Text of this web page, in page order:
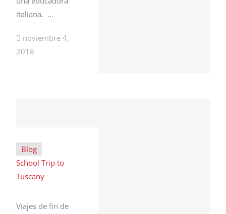
italiana. ...
noviembre 4,
2018
Blog
School Trip to
Tuscany
Viajes de fin de